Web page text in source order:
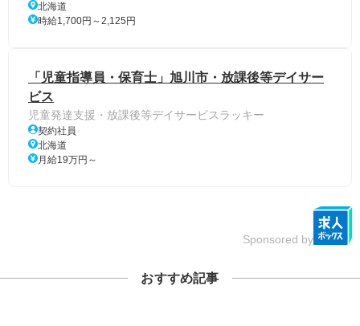
北海道
時給1,700円～2,125円
「児童指導員・保育士」旭川市・放課後等デイサー
ビス
児童発達支援・放課後等デイサービスラッキー
契約社員
北海道
月給19万円～
Sponsored by
おすすめ記事